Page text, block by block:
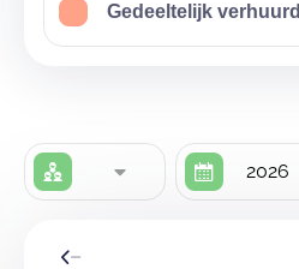
Gedeeltelijk verhuurd
2026